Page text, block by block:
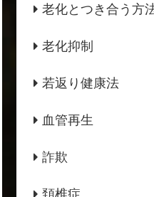
老化とつき合う方
老化抑制
若返り健康法
血管再生
詐欺